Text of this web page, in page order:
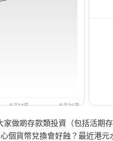
家做啲存款類投資（包括活
個貨幣兌換會好蝕？最近港